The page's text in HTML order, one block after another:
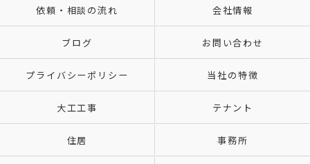
依頼・相談の流れ 会社情報
ブログ お問い合わせ
プライバシーポリシー 当社の特徴
大工工事 テナント
住居 事務所